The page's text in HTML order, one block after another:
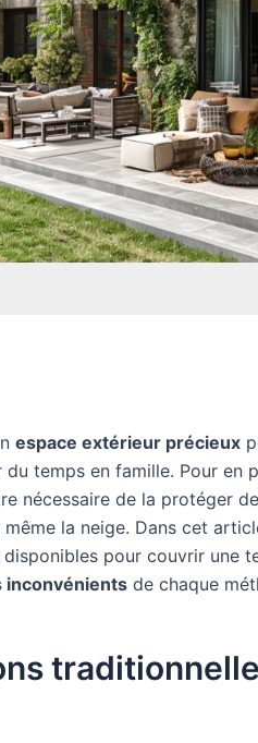
espace extérieur précieux
du temps en famille. Pour
nécessaire de la protéger
la neige. Dans cet
pour couvrir une
inconvénients de chaque